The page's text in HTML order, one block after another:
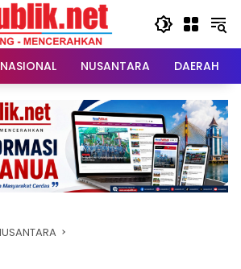
NASIONAL NUSANTARA DAERAH